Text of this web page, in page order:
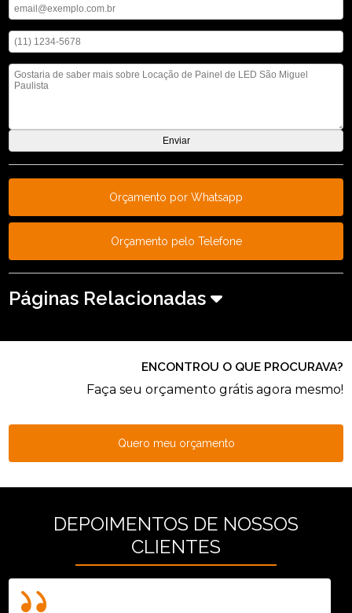
Orçamento por Whatsapp
Orçamento pelo Telefone
Páginas Relacionadas
ENCONTROU O QUE PROCURAVA?
Faça seu orçamento grátis agora mesmo!
Quero meu orçamento
DEPOIMENTOS DE NOSSOS
CLIENTES